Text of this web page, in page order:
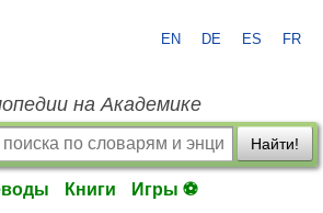
EN DE ES FR
на Академике
Найти!
Книги Игры ⚽